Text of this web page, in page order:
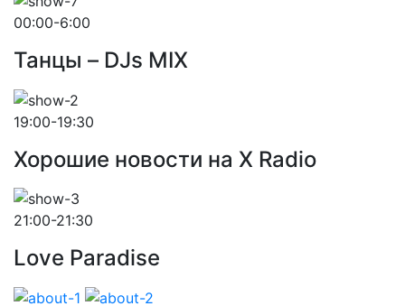
00:00-6:00
Танцы – DJs MIX
19:00-19:30
Хорошие новости на X Radio
21:00-21:30
Love Paradise